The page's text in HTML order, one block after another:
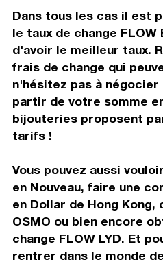
Dans tous les cas il est
le taux de change
d'avoir le meilleur taux.
frais de change qui
n'hésitez pas à
partir de votre somme
bijouteries proposent
tarifs !
Vous pouvez aussi
en Nouveau, faire une
en Dollar de Hong Kong,
OSMO ou bien encore
change FLOW LYD. Et
rentrer dans le monde